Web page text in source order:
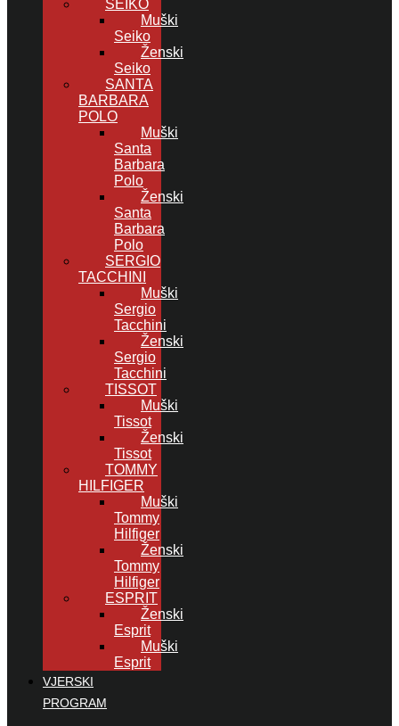
SEIKO
Muški
Seiko
Ženski
Seiko
SANTA
BARBARA
POLO
Muški
Santa
Barbara
Polo
Ženski
Santa
Barbara
Polo
SERGIO
TACCHINI
Muški
Sergio
Tacchini
Ženski
Sergio
Tacchini
TISSOT
Muški
Tissot
Ženski
Tissot
TOMMY
HILFIGER
Muški
Tommy
Hilfiger
Ženski
Tommy
Hilfiger
ESPRIT
Ženski
Esprit
Muški
Esprit
VJERSKI
PROGRAM